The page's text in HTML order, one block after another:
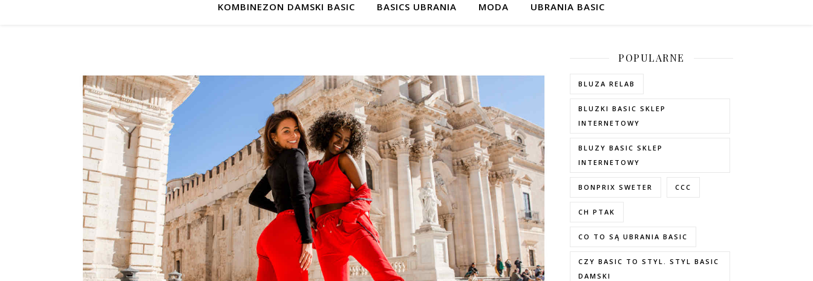
KOMBINEZON DAMSKI BASIC BASICS UBRANIA MODA UBRANIA BASIC
POPULARNE
BLUZA RELAB
BLUZKI BASIC SKLEP
INTERNETOWY
BLUZY BASIC SKLEP
INTERNETOWY
BONPRIX SWETER CCC
CH PTAK
CO TO SĄ UBRANIA BASIC
CZY BASIC TO STYL. STYL BASIC
DAMSKI